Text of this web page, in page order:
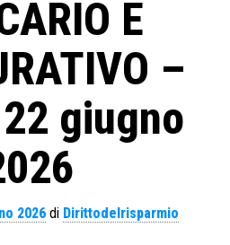
E
–
giugno
2026di Dirittodelrisparmio